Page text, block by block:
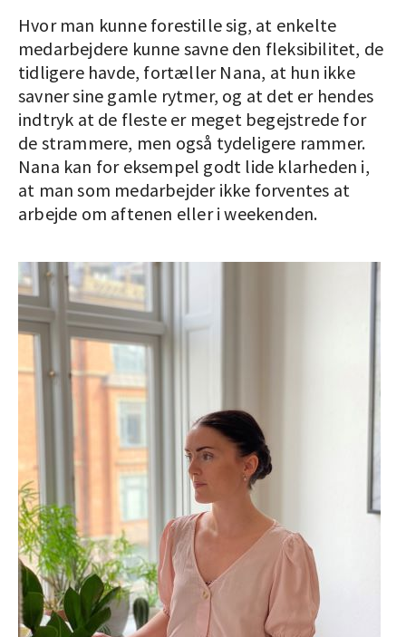
Hvor man kunne forestille sig, at enkelte
medarbejdere kunne savne den fleksibilitet, de
tidligere havde, fortæller Nana, at hun ikke
savner sine gamle rytmer, og at det er hendes
indtryk at de fleste er meget begejstrede for
de strammere, men også tydeligere rammer.
Nana kan for eksempel godt lide klarheden i,
at man som medarbejder ikke forventes at
arbejde om aftenen eller i weekenden.